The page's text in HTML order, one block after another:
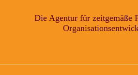
Die Agentur für zeitgemäße